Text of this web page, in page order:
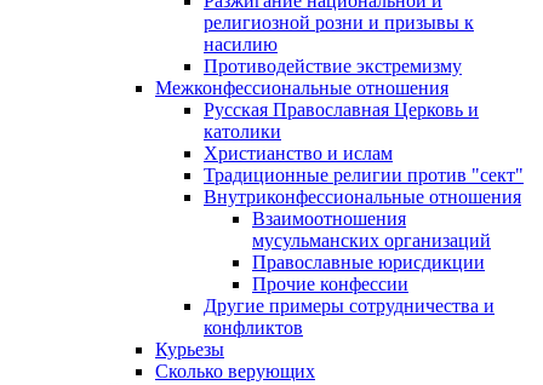
религиозной розни и призывы к
насилию
Противодействие экстремизму
Межконфессиональные отношения
Русская Православная Церковь и
католики
Христианство и ислам
Традиционные религии против "сект"
Внутриконфессиональные отношения
Взаимоотношения
мусульманских организаций
Православные юрисдикции
Прочие конфессии
Другие примеры сотрудничества и
конфликтов
Курьезы
Сколько верующих